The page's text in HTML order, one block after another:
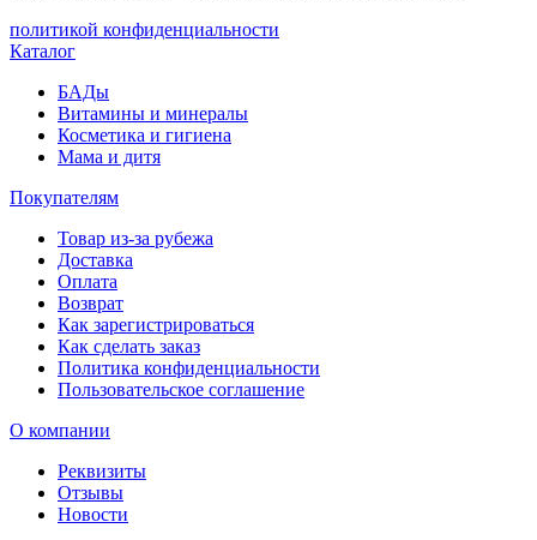
политикой конфиденциальности
Каталог
БАДы
Витамины и минералы
Косметика и гигиена
Мама и дитя
Покупателям
Товар из-за рубежа
Доставка
Оплата
Возврат
Как зарегистрироваться
Как сделать заказ
Политика конфиденциальности
Пользовательское соглашение
О компании
Реквизиты
Отзывы
Новости